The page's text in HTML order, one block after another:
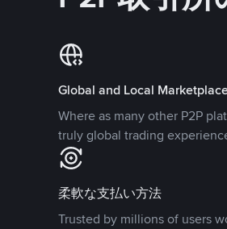
Global and Local
Where as many other P2P
truly global trading
柔軟な支払い方法
Trusted by millions of users